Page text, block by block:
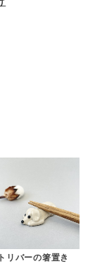
リバーの箸置き